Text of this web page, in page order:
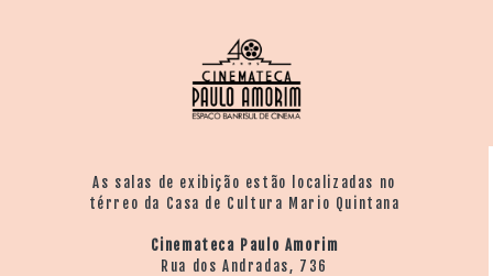
As salas de exibição estão localizadas no
térreo da Casa de Cultura Mario Quintana
Cinemateca Paulo Amorim
Rua dos Andradas, 736